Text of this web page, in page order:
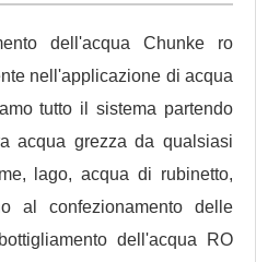
dell'acqua Chunke ro
nell'applicazione di acqua
tutto il sistema partendo
acqua grezza da qualsiasi
lago, acqua di rubinetto,
al confezionamento delle
dell'acqua RO